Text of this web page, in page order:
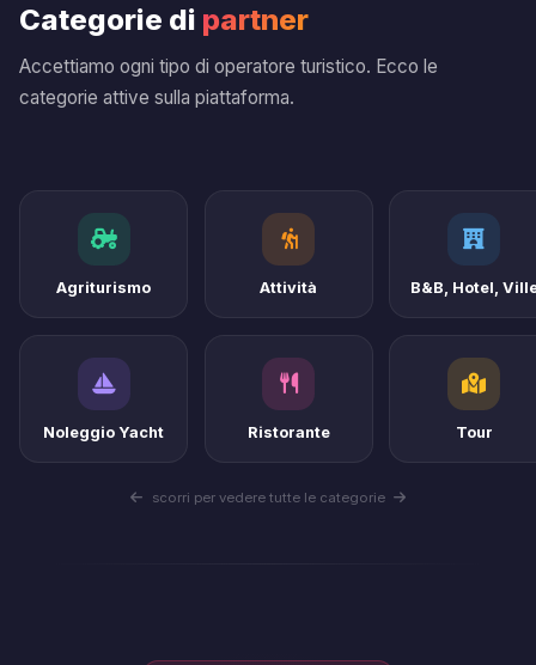
Categorie di partner
Accettiamo ogni tipo di operatore turistico. Ecco le
categorie attive sulla piattaforma.
Agriturismo Attività B&B, Hotel,
Noleggio Yacht Ristorante Tour
scorri per vedere tutte le categorie